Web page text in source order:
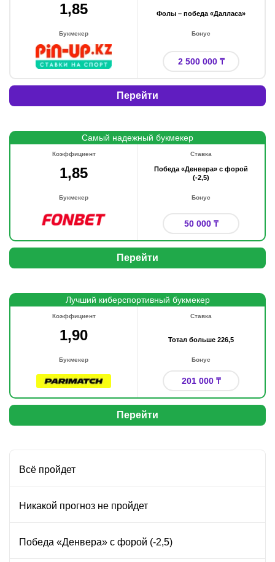
1,85 Фолы – победа «Далласа»
Букмекер Бонус
2 500 000 ₸
Перейти
Самый надежный букмекер
Коэффициент
1,85
Ставка
Победа «Денвера» с форой
(-2,5)
Букмекер Бонус
50 000 ₸
Перейти
Лучший киберспортивный букмекер
Коэффициент
1,90
Ставка
Тотал больше 226,5
Букмекер Бонус
201 000 ₸
Перейти
Всё пройдет
Никакой прогноз не пройдет
Победа «Денвера» с форой (-2,5)